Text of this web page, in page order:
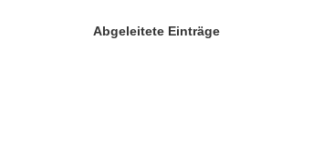
Abgeleitete Einträge